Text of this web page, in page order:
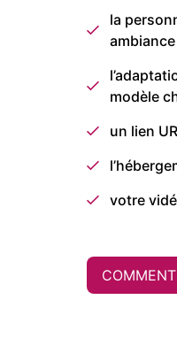
la
modèle
un lien
votre